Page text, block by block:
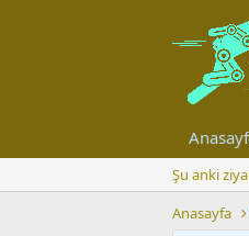
Şu anki
Anasayfa